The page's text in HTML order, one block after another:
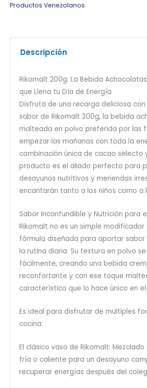
Productos Venezolanos
Descripción
Rikomalt 200g: La Bebida
que Llena tu Día de Energía
Disfruta de una recarga deliciosa
sabor de Rikomalt 200g, la bebida
malteada en polvo preferida por las
empezar las mañanas con toda la
combinación única de cacao selecto
producto es el aliado perfecto para
desayunos nutritivos y meriendas
encantarán tanto a los niños como a
Sabor Inconfundible y Nutrición para
Rikomalt no es un simple modificador
fórmula diseñada para aportar sabor
la rutina diaria. Su textura en polvo
fácilmente, creando una bebida
reconfortante y con ese toque
característico que lo hace único en
Es ideal para disfrutar de múltiples
cocina:
El clásico vaso de Rikomalt:
fría o caliente para un desayuno
recuperar energías después del